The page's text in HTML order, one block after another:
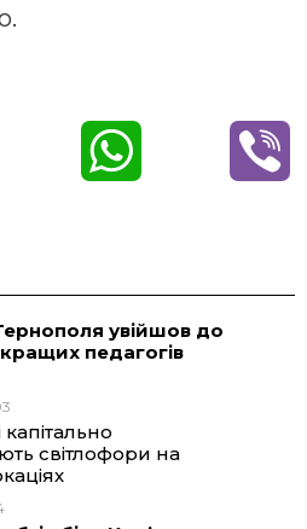
t
A
увійшов до
педагогів
світлофори на